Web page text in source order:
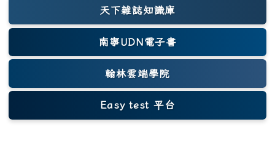
天下雜誌知識庫
(另開新視窗)
南寧UDN電子書
翰林雲端學院
Easy test 平台
(另開新視窗)